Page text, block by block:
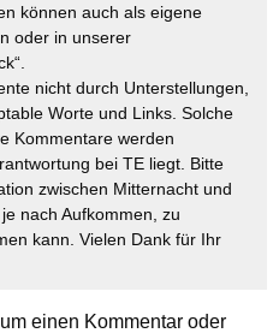
können auch als eigene
oder in unserer
nicht durch Unterstellungen,
Worte und Links. Solche
Kommentare werden
bei TE liegt. Bitte
zwischen Mitternacht und
nach Aufkommen, zu
kann. Vielen Dank für Ihr
einen Kommentar oder